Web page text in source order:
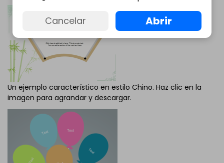
Un ejemplo característico en estilo Chino. Haz clic en la
imagen para agrandar y descargar.
Cancelar Abrir